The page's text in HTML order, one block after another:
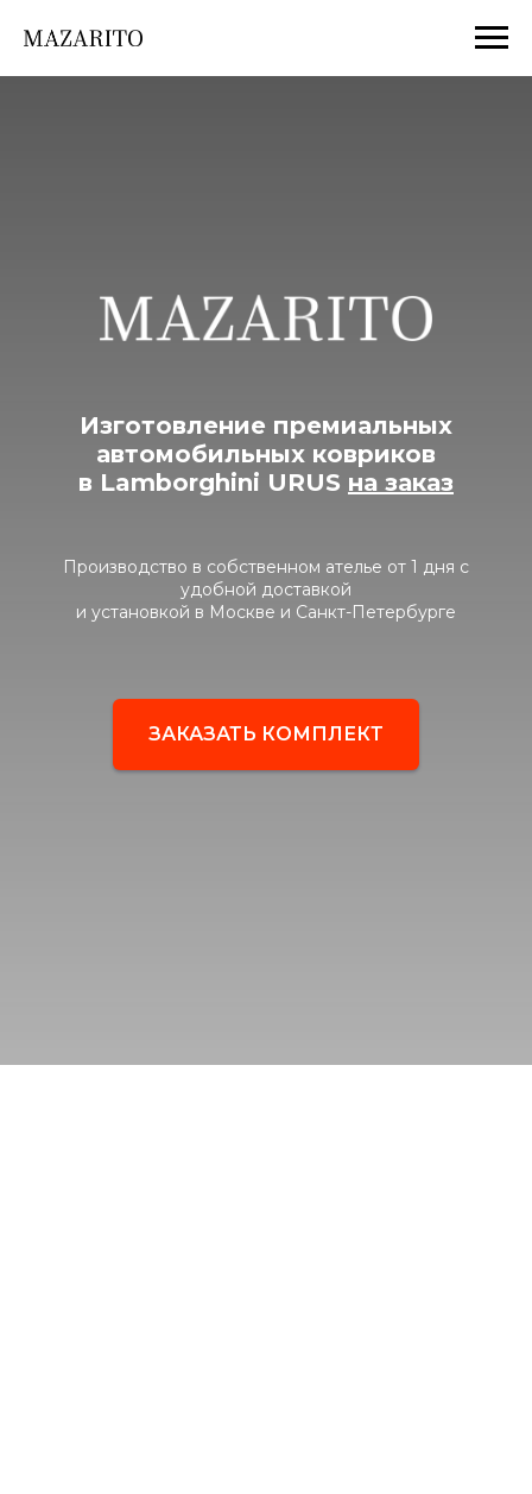
Изготовление премиальных
автомобильных ковриков
в Lamborghini URUS на заказ
Производство в собственном ателье от 1 дня с
удобной доставкой
и установкой в Москве и Санкт-Петербурге
ЗАКАЗАТЬ КОМПЛЕКТ